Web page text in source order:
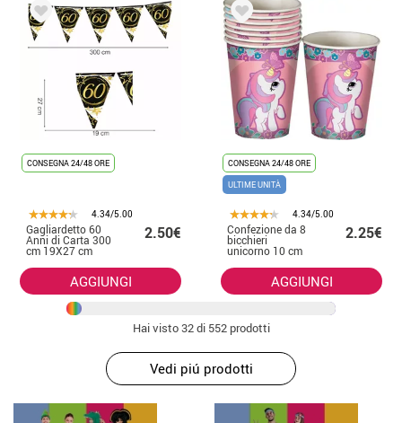
CONSEGNA 24/48 ORE
4.34/5.00
Gagliardetto 60
Anni di Carta 300
cm 19X27 cm
2.50€
AGGIUNGI
CONSEGNA 24/48 ORE
ULTIME UNITÀ
4.34/5.00
Confezione da 8
bicchieri
unicorno 10 cm
2.25€
AGGIUNGI
Hai visto32di 552 prodotti
Vedi piú prodotti